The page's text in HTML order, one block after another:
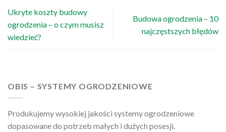
Ukryte koszty budowy
ogrodzenia – o czym musisz
wiedzieć?
Budowa ogrodzenia – 10
najczęstszych błędów
OBIS – SYSTEMY OGRODZENIOWE
Produkujemy wysokiej jakości systemy ogrodzeniowe
dopasowane do potrzeb małych i dużych posesji.